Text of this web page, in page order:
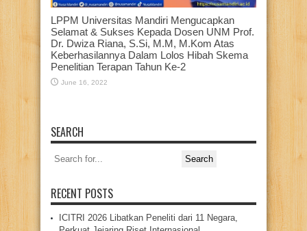
LPPM Universitas Mandiri Mengucapkan
Selamat & Sukses Kepada Dosen UNM Prof.
Dr. Dwiza Riana, S.Si, M.M, M.Kom Atas
Keberhasilannya Dalam Lolos Hibah Skema
Penelitian Terapan Tahun Ke-2
June 16, 2022
SEARCH
Search
for:
RECENT POSTS
ICITRI 2026 Libatkan Peneliti dari 11 Negara,